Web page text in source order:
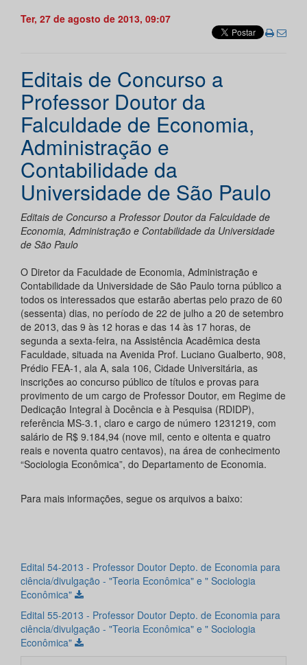
Ter, 27 de agosto de 2013, 09:07
Editais de Concurso a
Professor Doutor da
Falculdade de Economia,
Administração e
Contabilidade da
Universidade de São Paulo
Editais de Concurso a Professor Doutor da Falculdade de
Economia, Administração e Contabilidade da Universidade
de São Paulo
O Diretor da Faculdade de Economia, Administração e
Contabilidade da Universidade de São Paulo torna público a
todos os interessados que estarão abertas pelo prazo de 60
(sessenta) dias, no período de 22 de julho a 20 de setembro
de 2013, das 9 às 12 horas e das 14 às 17 horas, de
segunda a sexta-feira, na Assistência Acadêmica desta
Faculdade, situada na Avenida Prof. Luciano Gualberto, 908,
Prédio FEA-1, ala A, sala 106, Cidade Universitária, as
inscrições ao concurso público de títulos e provas para
provimento de um cargo de Professor Doutor, em Regime de
Dedicação Integral à Docência e à Pesquisa (RDIDP),
referência MS-3.1, claro e cargo de número 1231219, com
salário de R$ 9.184,94 (nove mil, cento e oitenta e quatro
reais e noventa quatro centavos), na área de conhecimento
“Sociologia Econômica”, do Departamento de Economia.
Para mais informações, segue os arquivos a baixo:
Edital 54-2013 - Professor Doutor Depto. de Economia para
ciência/divulgação - "Teoria Econômica" e " Sociologia
Econômica"
Edital 55-2013 - Professor Doutor Depto. de Economia para
ciência/divulgação - "Teoria Econômica" e " Sociologia
Econômica"